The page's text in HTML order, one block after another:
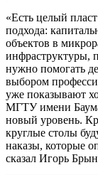
«Есть целый
подхода:
объектов в
инфраструктуры,
нужно помогать
выбором
уже показывают
МГТУ имени
новый уровень.
круглые столы
наказы, которые
сказал Игорь